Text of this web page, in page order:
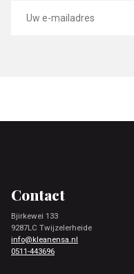
mailadres
Contact
Bjirkewei 133
9287LC Twijzelerheide
info@kleanensa.nl
0511-443696